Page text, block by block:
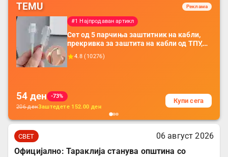
TEMU Реклама
#1 Најпродаван артикл
Сет од 5 парчиња заштитник на кабли,
прекривка за заштита на кабли од ТПУ,
додатоци за заштита на кабли, без
батерија, за мобилни телефони, комплет
4.8 ( 10276)
54 ден
-73%
206денЗаштедете 152.00 ден
Купи сега
СВЕТ
06 август 2026
Официјално: Тараклија станува општина со